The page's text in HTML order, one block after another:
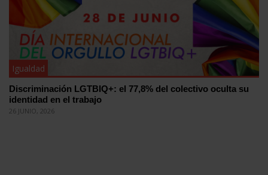
Igualdad
Discriminación LGTBIQ+: el 77,8% del colectivo oculta su
identidad en el trabajo
26 JUNIO, 2026